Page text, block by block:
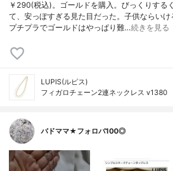
￥290(税込)。ゴールドを購入。びっくりする
て、安っぽすぎる見た目だった。子供ならいけ
プチプラでゴールドはやっぱり難…続きを見る
LUPIS(ルピス)
フィガロチェーン2連ネックレス v1380
バドママ★フォロバ100◎